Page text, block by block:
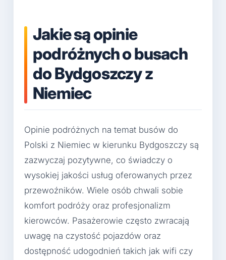
Jakie są opinie
podróżnych o busach
do Bydgoszczy z
Niemiec
Opinie podróżnych na temat busów do
Polski z Niemiec w kierunku Bydgoszczy są
zazwyczaj pozytywne, co świadczy o
wysokiej jakości usług oferowanych przez
przewoźników. Wiele osób chwali sobie
komfort podróży oraz profesjonalizm
kierowców. Pasażerowie często zwracają
uwagę na czystość pojazdów oraz
dostępność udogodnień takich jak wifi czy